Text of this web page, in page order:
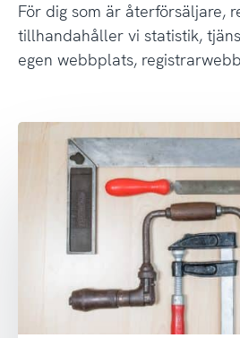
För dig som är återförsäljare,
tillhandahåller vi statistik,
egen webbplats,